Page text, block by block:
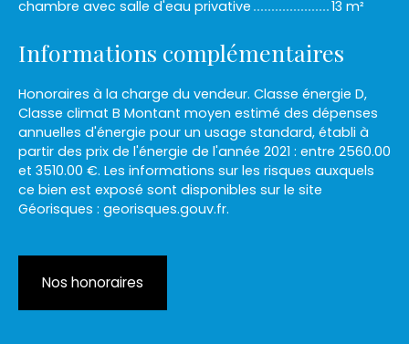
chambre avec salle d'eau privative 13 m²
Informations complémentaires
Honoraires à la charge du vendeur. Classe énergie D,
Classe climat B Montant moyen estimé des dépenses
annuelles d'énergie pour un usage standard, établi à
partir des prix de l'énergie de l'année 2021 : entre 2560.00
et 3510.00 €. Les informations sur les risques auxquels
ce bien est exposé sont disponibles sur le site
Géorisques : georisques.gouv.fr.
Nos honoraires